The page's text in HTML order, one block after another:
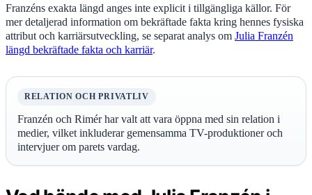
Franzéns exakta längd anges inte explicit i tillgängliga källor. För
mer detaljerad information om bekräftade fakta kring hennes fysiska
attribut och karriärsutveckling, se separat analys om Julia Franzén
längd bekräftade fakta och karriär.
RELATION OCH PRIVATLIV
Franzén och Rimér har valt att vara öppna med sin relation i
medier, vilket inkluderar gemensamma TV-produktioner och
intervjuer om parets vardag.